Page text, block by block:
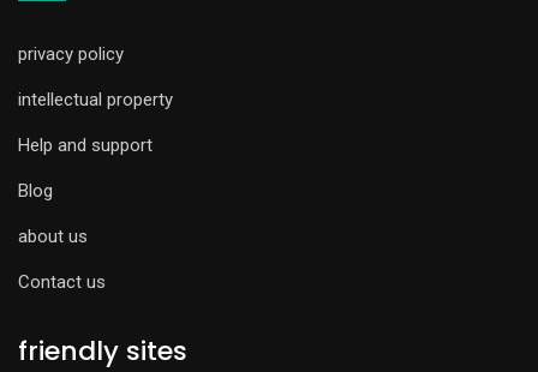
privacy policy
intellectual property
Help and support
Blog
about us
Contact us
friendly sites